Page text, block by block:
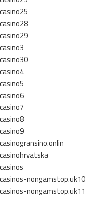
casino25
casino28
casino29
casino3
casino30
casino4
casino5
casino6
casino7
casino8
casino9
casinogransino.onlin
casinohrvatska
casinos
casinos-nongamstop.uk10
casinos-nongamstop.uk11